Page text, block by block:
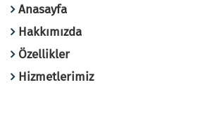
Anasayfa
Hakkımızda
Özellikler
Hizmetlerimiz